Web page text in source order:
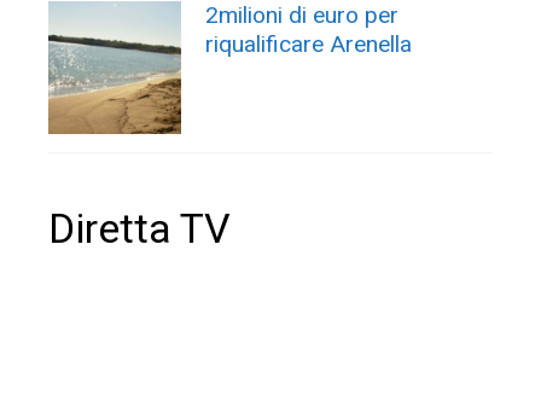
2milioni di euro per
riqualificare Arenella
Diretta TV